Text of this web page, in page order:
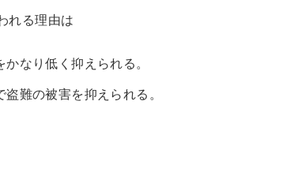
れる理由は
なり低く抑えられる。
難の被害を抑えられる。